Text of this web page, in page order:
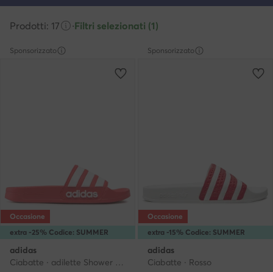
Prodotti: 17 ·Filtri selezionati (1)
Sponsorizzato
extra -25% Codice: SUMMER
Occasione
adidas
Ciabatte · adilette Shower GZ5923 · Rosso
Sponsorizzato
extra -15% Codice: SUMMER
Occasione
adidas
Ciabatte · Rosso